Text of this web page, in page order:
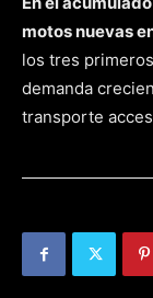
motos nuevas
los tres
demanda
transporte